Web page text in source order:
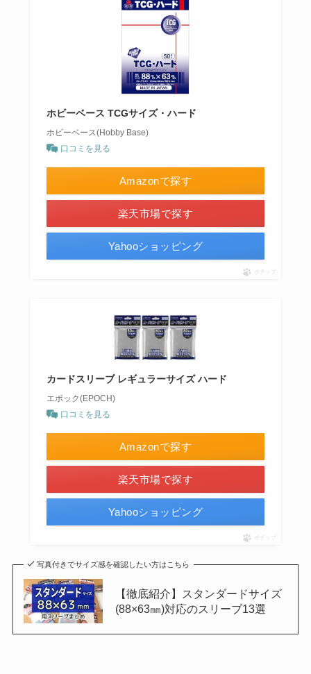
ホビーベース TCGサイズ・ハード
ホビーベース(Hobby Base)
口コミを見る
Amazonで探す
楽天市場で探す
Yahooショッピング
ポチップ
カードスリーブ レギュラーサイズ ハード
エポック(EPOCH)
口コミを見る
Amazonで探す
楽天市場で探す
Yahooショッピング
ポチップ
写真付きでサイズ感を確認したい方はこちら
【徹底紹介】スタンダードサイズ
(88×63㎜)対応のスリーブ13選